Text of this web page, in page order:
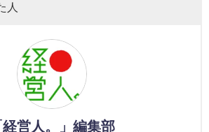
人
経営人。」編集部